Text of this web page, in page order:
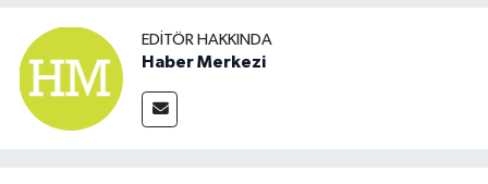
EDITÖR HAKKINDA
Haber Merkezi